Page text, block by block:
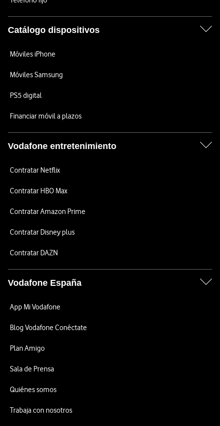
Catálogo dispositivos
Móviles iPhone
Móviles Samsung
PS5 digital
Financiar móvil a plazos
Vodafone entretenimiento
Contratar Netflix
Contratar HBO Max
Contratar Amazon Prime
Contratar Disney plus
Contratar DAZN
Vodafone España
App Mi Vodafone
Blog Vodafone Conéctate
Plan Amigo
Sala de Prensa
Quiénes somos
Trabaja con nosotros